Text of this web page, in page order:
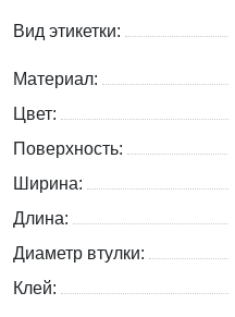
Вид этикетки:
Материал:
Цвет:
Поверхность:
Ширина:
Длина:
Диаметр втулки:
Клей: